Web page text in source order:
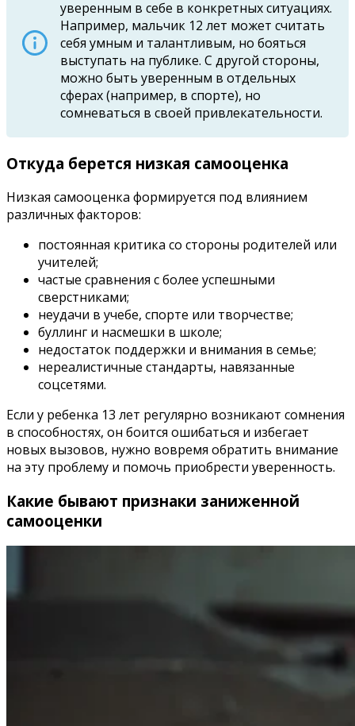
уверенным в себе в конкретных ситуациях.
Например, мальчик 12 лет может считать
себя умным и талантливым, но бояться
выступать на публике. С другой стороны,
можно быть уверенным в отдельных
сферах (например, в спорте), но
сомневаться в своей привлекательности.
Откуда берется низкая самооценка
Низкая самооценка формируется под влиянием
различных факторов:
постоянная критика со стороны родителей или
учителей;
частые сравнения с более успешными
сверстниками;
неудачи в учебе, спорте или творчестве;
буллинг и насмешки в школе;
недостаток поддержки и внимания в семье;
нереалистичные стандарты, навязанные
соцсетями.
Если у ребенка 13 лет регулярно возникают сомнения
в способностях, он боится ошибаться и избегает
новых вызовов, нужно вовремя обратить внимание
на эту проблему и помочь приобрести уверенность.
Какие бывают признаки заниженной
самооценки